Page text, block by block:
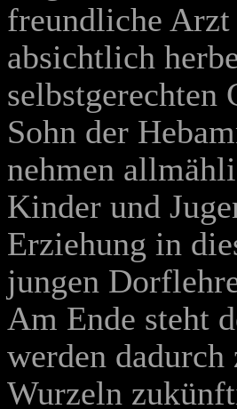
freundliche Arzt
absichtlich
selbstgerechten
Sohn der
nehmen
Kinder und
Erziehung in
jungen
Am Ende steht
werden
Wurzeln